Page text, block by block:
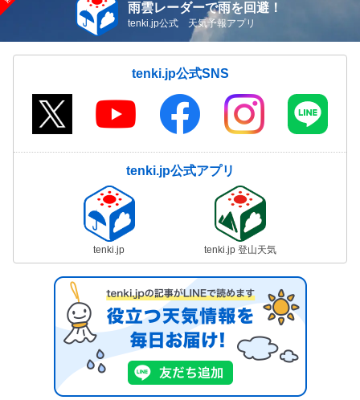
雨雲レーダーで雨を回避！
tenki.jp公式 天気予報アプリ
tenki.jp公式SNS
tenki.jp公式アプリ
tenki.jp tenki.jp 登山天気